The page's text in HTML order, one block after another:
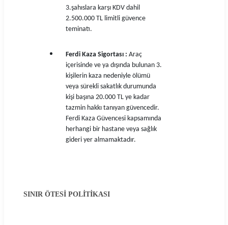
3.şahıslara karşı KDV dahil
2.500.000 TL limitli güvence
teminatı.
Ferdi Kaza Sigortası :Araç
içerisinde ve ya dışında bulunan 3.
kişilerin kaza nedeniyle ölümü
veya sürekli sakatlık durumunda
kişi başına 20.000 TL ye kadar
tazmin hakkı tanıyan güvencedir.
Ferdi Kaza Güvencesi kapsamında
herhangi bir hastane veya sağlık
gideri yer almamaktadır.
SINIR ÖTESİ POLİTİKASI